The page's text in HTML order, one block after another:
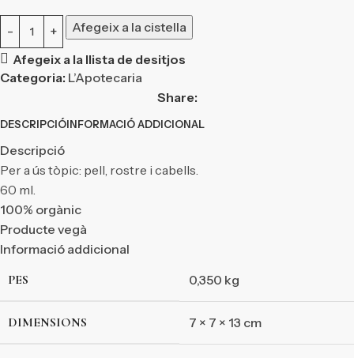
Afegeix a la cistella
Afegeix a la llista de desitjos
Categoria: L’Apotecaria
Share:
DESCRIPCIÓINFORMACIÓ ADDICIONAL
Descripció
Per a ús tòpic: pell, rostre i cabells.
60 ml.
100% orgànic
Producte vegà
Informació addicional
PES
0,350 kg
DIMENSIONS 7 × 7 × 13 cm